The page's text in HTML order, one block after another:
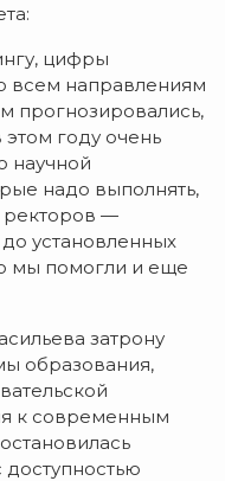
цифры
всем направлениям
прогнозировались,
году очень
научной
надо выполнять,
ректоров —
установленных
мы помогли и еще
затрону
образования,
к современным